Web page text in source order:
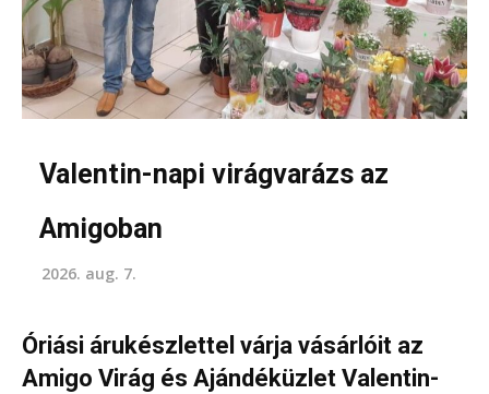
Valentin-napi virágvarázs az
Amigoban
2026. aug. 7.
Óriási árukészlettel várja vásárlóit az
Amigo Virág és Ajándéküzlet Valentin-